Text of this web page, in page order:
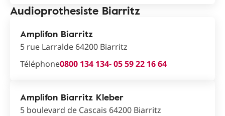
Audioprothesiste Biarritz
Amplifon Biarritz
5 rue Larralde 64200 Biarritz
Téléphone0800 134 134- 05 59 22 16 64
Amplifon Biarritz Kleber
5 boulevard de Cascais 64200 Biarritz